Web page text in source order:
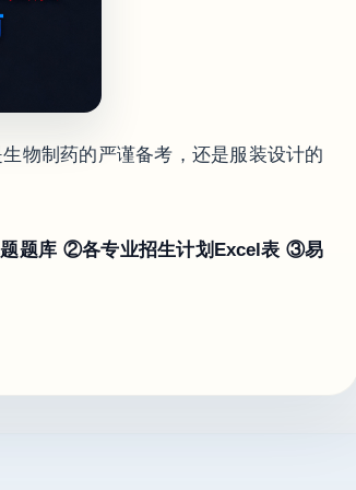
物制药的严谨备考，还是服装设计的
题库 ②各专业招生计划Excel表 ③易